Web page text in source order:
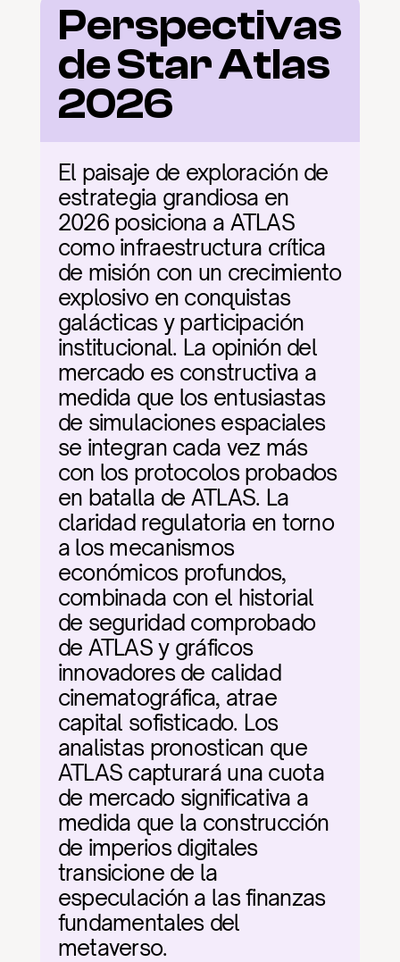
Perspectivas
de Star Atlas
2026
El paisaje de exploración de
estrategia grandiosa en
2026 posiciona a ATLAS
como infraestructura crítica
de misión con un crecimiento
explosivo en conquistas
galácticas y participación
institucional. La opinión del
mercado es constructiva a
medida que los entusiastas
de simulaciones espaciales
se integran cada vez más
con los protocolos probados
en batalla de ATLAS. La
claridad regulatoria en torno
a los mecanismos
económicos profundos,
combinada con el historial
de seguridad comprobado
de ATLAS y gráficos
innovadores de calidad
cinematográfica, atrae
capital sofisticado. Los
analistas pronostican que
ATLAS capturará una cuota
de mercado significativa a
medida que la construcción
de imperios digitales
transicione de la
especulación a las finanzas
fundamentales del
metaverso.